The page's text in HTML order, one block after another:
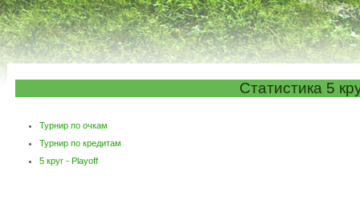
Статистика 5
Турнир по очкам
Турнир по кредитам
5 круг - Playoff